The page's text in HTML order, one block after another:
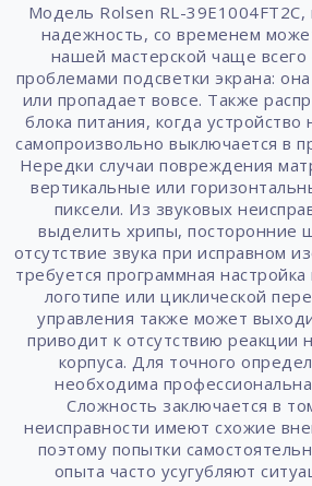
Модель Rolsen RL-
надежность, со временем
нашей мастерской чаще всего
проблемами подсветки экрана:
или пропадает вовсе. Также
блока питания, когда устройство
самопроизвольно выключается в
Нередки случаи повреждения
вертикальные или
пиксели. Из звуковых
выделить хрипы, посторонние
отсутствие звука при исправном
требуется программная настройка
логотипе или циклической
управления также может
приводит к отсутствию реакции
корпуса. Для точного
необходима
Сложность заключается в
неисправности имеют схожие
поэтому попытки
опыта часто усугубляют